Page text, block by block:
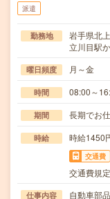
派遣
勤務地
岩手県北
立川目駅
曜日頻度 月～金
時間 08:00～
期間 長期でお
時給 時給1450
交通費
交通費規
仕事内容 自動車部